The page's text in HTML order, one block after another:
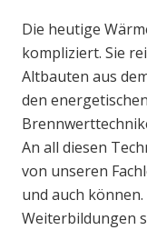
Die heutige
kompliziert. Sie
Altbauten aus
den
An all diesen
von unseren
und auch
Weiterbildungen